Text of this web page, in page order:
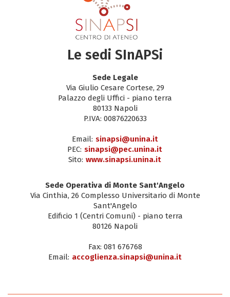
Le sedi SInAPSi
Sede Legale
Via Giulio Cesare Cortese, 29
Palazzo degli Uffici - piano terra
80133 Napoli
P.IVA: 00876220633
Email: sinapsi@unina.it
PEC: sinapsi@pec.unina.it
Sito: www.sinapsi.unina.it
Sede Operativa di Monte Sant'Angelo
Via Cinthia, 26 Complesso Universitario di Monte
Sant'Angelo
Edificio 1 (Centri Comuni) - piano terra
80126 Napoli
Fax: 081 676768
Email: accoglienza.sinapsi@unina.it